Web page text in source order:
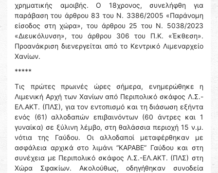
χρηματικής αμοιβής. Ο 18χρονος, συνελήφθη για
παράβαση του άρθρου 83 του Ν. 3386/2005 «Παράνομη
είσοδος στη χώρα», του άρθρου 25 του Ν. 5038/2023
«Διευκόλυνση», του άρθρου 306 του Π.Κ. «Έκθεση».
Προανάκριση διενεργείται από το Κεντρικό Λιμεναρχείο
Χανίων.
*****
Τις πρώτες πρωινές ώρες σήμερα, ενημερώθηκε η
Λιμενική Αρχή των Χανίων από Περιπολικό σκάφος Λ.Σ.-
ΕΛ.ΑΚΤ. (ΠΛΣ), για τον εντοπισμό και τη διάσωση εξήντα
ενός (61) αλλοδαπών επιβαινόντων (60 άντρες και 1
γυναίκα) σε ξύλινη λέμβο, στη θαλάσσια περιοχή 15 ν.μ.
νότια της Γαύδου. Οι αλλοδαποί μεταφέρθηκαν με
ασφάλεια αρχικά στο λιμάνι “ΚΑΡΑΒΕ” Γαύδου και στη
συνέχεια με Περιπολικό σκάφος Λ.Σ.-ΕΛ.ΑΚΤ. (ΠΛΣ) στη
Χώρα Σφακίων. Ακολούθως, οδηγήθηκαν συνοδεία